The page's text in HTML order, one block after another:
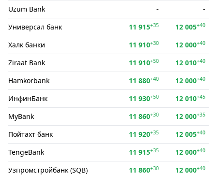
Uzum Bank -
-
Универсал банк
11 915+35 12 005+40
Халк банки 11 910+30 12 000+40
Ziraat Bank 11 910+50 12 010+40
Hamkorbank 11 880+40 12 000+40
ИнфинБанк 11 930+50 12 010+45
MyBank 11 860+30 12 000+35
Пойтахт банк 11 920+35 12 005+40
TengeBank 11 915+35 12 000+40
Узпромстройбанк (SQB) 11 860+30 12 000+40